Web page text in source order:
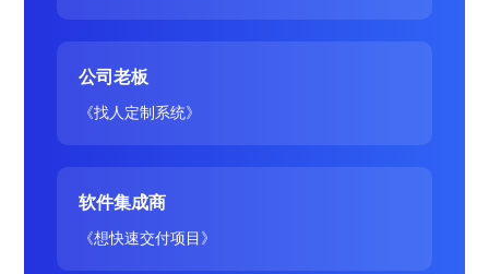
公司老板
《找人定制系统》
软件集成商
《想快速交付项目》